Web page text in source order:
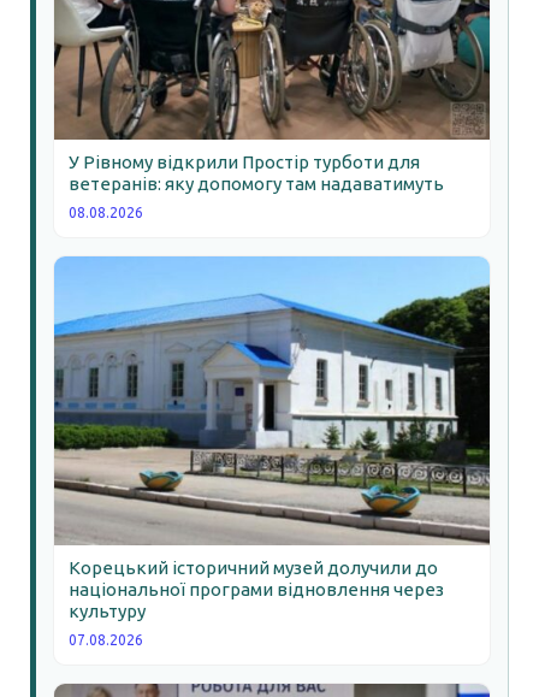
У Рівному відкрили Простір турботи для
ветеранів: яку допомогу там надаватимуть
08.08.2026
Корецький історичний музей долучили до
національної програми відновлення через
культуру
07.08.2026